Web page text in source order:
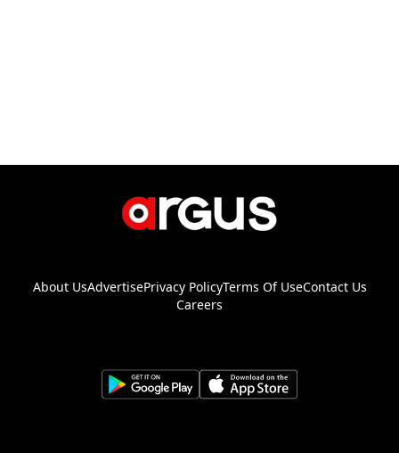
About UsAdvertisePrivacy PolicyTerms Of UseContact Us
Careers